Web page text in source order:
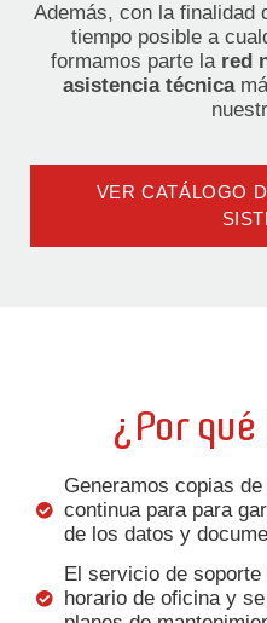
Además, con la finalidad
tiempo posible a
formamos parte la red
asistencia técnica
VER CATÁLOGO
¿Por
Generamos copias
continua para para
de los datos y
El servicio de
horario de oficina y